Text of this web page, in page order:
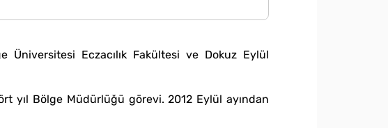
Eczacılık Fakültesi ve Dokuz Eylül
yıl Bölge Müdürlüğü görevi. 2012 Eylül ayından